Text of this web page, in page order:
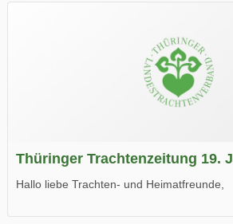
Thüringer Trachtenzeitung 19.
Hallo liebe Trachten- und Heimatfreunde,